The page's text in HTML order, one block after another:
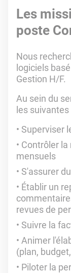
Les
poste
Nous
logiciels
Gestion H/F.
Au sein du
les suivantes
Superviser
Contrôler
mensuels
S'assurer
Établir un
revues de
Suivre la
Animer
(plan,
Piloter la